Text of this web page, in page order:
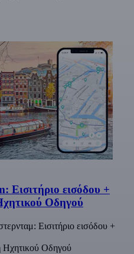
Εισιτήριο εισόδου +
Οδηγού
Εισιτήριο εισόδου +
Οδηγού